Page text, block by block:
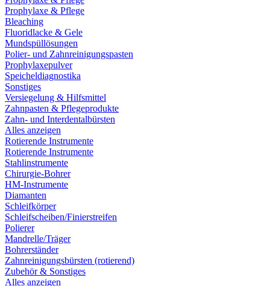
Prophylaxe & Pflege
Bleaching
Fluoridlacke & Gele
Mundspüllösungen
Polier- und Zahnreinigungspasten
Prophylaxepulver
Speicheldiagnostika
Sonstiges
Versiegelung & Hilfsmittel
Zahnpasten & Pflegeprodukte
Zahn- und Interdentalbürsten
Alles anzeigen
Rotierende Instrumente
Rotierende Instrumente
Stahlinstrumente
Chirurgie-Bohrer
HM-Instrumente
Diamanten
Schleifkörper
Schleifscheiben/Finierstreifen
Polierer
Mandrelle/Träger
Bohrerständer
Zahnreinigungsbürsten (rotierend)
Zubehör & Sonstiges
Alles anzeigen